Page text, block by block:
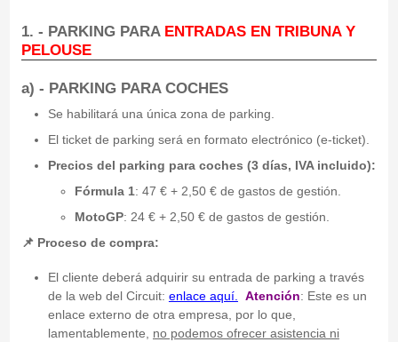
1. - PARKING PARA ENTRADAS EN TRIBUNA Y
PELOUSE
a) - PARKING PARA COCHES
Se habilitará una única zona de parking.
El ticket de parking será en formato electrónico (e-ticket).
Precios del parking para coches (3 días, IVA incluido):
Fórmula 1: 47 € + 2,50 € de gastos de gestión.
MotoGP: 24 € + 2,50 € de gastos de gestión.
📌 Proceso de compra:
El cliente deberá adquirir su entrada de parking a través
de la web del Circuit: enlace aquí. Atención: Este es un
enlace externo de otra empresa, por lo que,
lamentablemente, no podemos ofrecer asistencia ni